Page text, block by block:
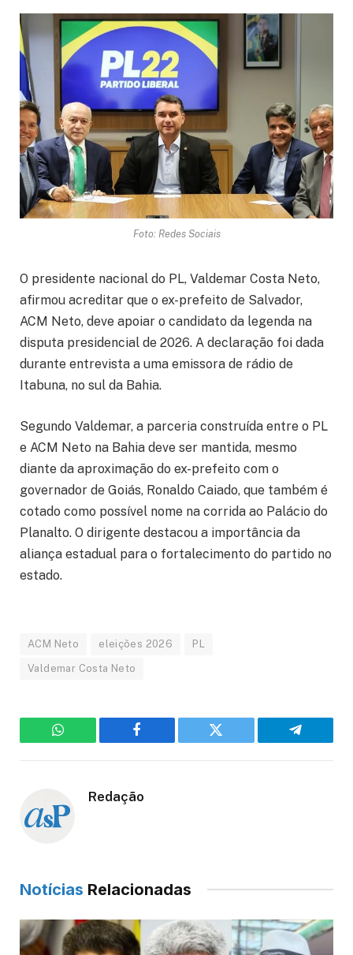
Foto: Redes Sociais
O presidente nacional do PL, Valdemar Costa Neto,
afirmou acreditar que o ex-prefeito de Salvador,
ACM Neto, deve apoiar o candidato da legenda na
disputa presidencial de 2026. A declaração foi dada
durante entrevista a uma emissora de rádio de
Itabuna, no sul da Bahia.
Segundo Valdemar, a parceria construída entre o PL
e ACM Neto na Bahia deve ser mantida, mesmo
diante da aproximação do ex-prefeito com o
governador de Goiás, Ronaldo Caiado, que também é
cotado como possível nome na corrida ao Palácio do
Planalto. O dirigente destacou a importância da
aliança estadual para o fortalecimento do partido no
estado.
ACM Neto eleições 2026 PL
Valdemar Costa Neto
WhatsApp Facebook Twitter Telegram
Redação
Notícias Relacionadas